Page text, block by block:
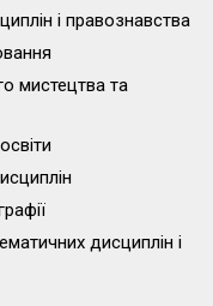
і правознавства
мистецтва та
дисциплін і